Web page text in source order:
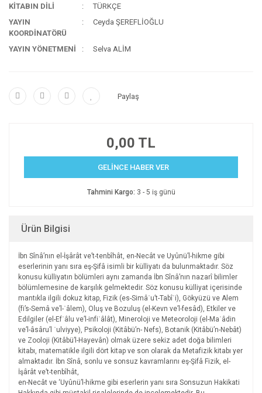
KİTABIN DİLİ
TÜRKÇE
YAYIN
KOORDİNATÖRÜ
Ceyda ŞEREFLİOĞLU
YAYIN YÖNETMENİ Selva ALİM
Paylaş
0,00 TL
GELİNCE HABER VER
Tahmini Kargo: 3 - 5 iş günü
Ürün Bilgisi
İbn Sînâ’nın el-İşârât ve’t-tenbîhât, en-Necât ve Uyûnü’l-hikme gibi
eserlerinin yanı sıra eş-Şifâ isimli bir külliyatı da bulunmaktadır. Söz
konusu külliyatın bölümleri aynı zamanda İbn Sînâ’nın nazarî bilimler
bölümlemesine de karşılık gelmektedir. Söz konusu külliyat içerisinde
mantıkla ilgili dokuz kitap, Fizik (es-Simâʿu’t-Tabîʿi), Gökyüzü ve Alem
(fi’s-Semâ ve’l-ʿâlem), Oluş ve Bozuluş (el-Kevn ve’l-fesâd), Etkiler ve
Edilgiler (el-Efʿâlu ve’l-infiʿâlât), Mineroloji ve Meteoroloji (el-Maʿâdin
ve’l-âsâru’l ʿulviyye), Psikoloji (Kitâbü’n- Nefs), Botanik (Kitâbü’n-Nebât)
ve Zooloji (Kitâbü’l-Hayevân) olmak üzere sekiz adet doğa bilimleri
kitabı, matematikle ilgili dört kitap ve son olarak da Metafizik kitabı yer
almaktadır. İbn Sînâ, sonlu ve sonsuz kavramlarını eş-Şifâ Fizik, el-
İşârât ve’t-tenbîhât,
en-Necât ve ‘Uyûnü’l-hikme gibi eserlerin yanı sıra Sonsuzun Hakikati